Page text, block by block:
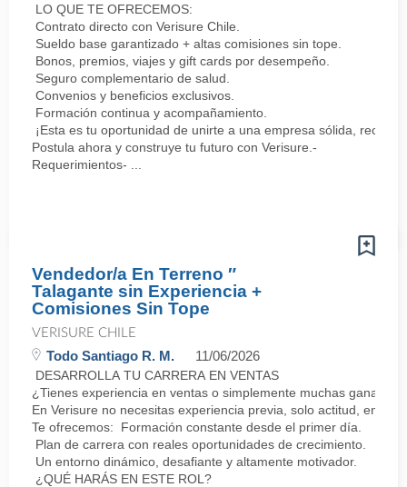
LO QUE TE OFRECEMOS:
Contrato directo con Verisure Chile.
Sueldo base garantizado + altas comisiones sin tope.
Bonos, premios, viajes y gift cards por desempeño.
Seguro complementario de salud.
Convenios y beneficios exclusivos.
Formación continua y acompañamiento.
¡Esta es tu oportunidad de unirte a una empresa sólida,
Postula ahora y construye tu futuro con Verisure.-
Requerimientos- ...
Vendedor/a En Terreno ″
Talagante sin Experiencia +
Comisiones Sin Tope
VERISURE CHILE
Todo Santiago R. M. 11/06/2026
DESARROLLA TU CARRERA EN VENTAS
¿Tienes experiencia en ventas o simplemente muchas ganas
En Verisure no necesitas experiencia previa, solo actitud,
Te ofrecemos: Formación constante desde el primer día.
Plan de carrera con reales oportunidades de crecimiento.
Un entorno dinámico, desafiante y altamente motivador.
¿QUÉ HARÁS EN ESTE ROL?